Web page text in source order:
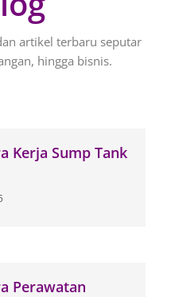
artikel terbaru seputar
hingga bisnis.
Kerja Sump Tank
Perawatan